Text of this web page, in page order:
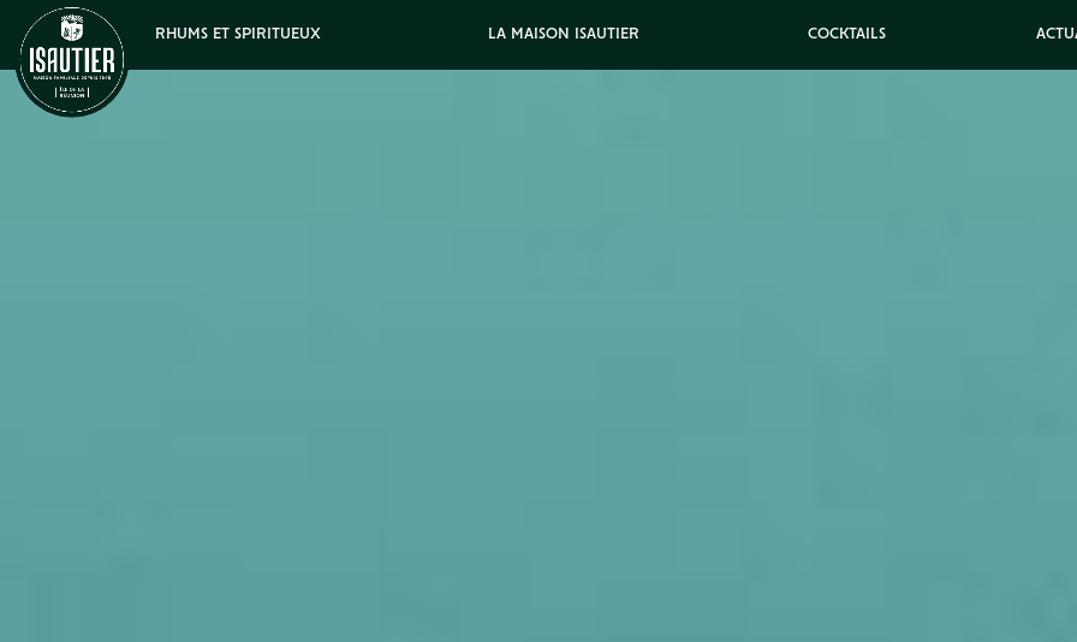
RHUMS ET SPIRITUEUX LA MAISON ISAUTIER COCKTAILS